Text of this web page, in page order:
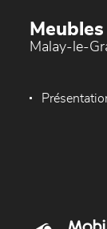
Malay-le-